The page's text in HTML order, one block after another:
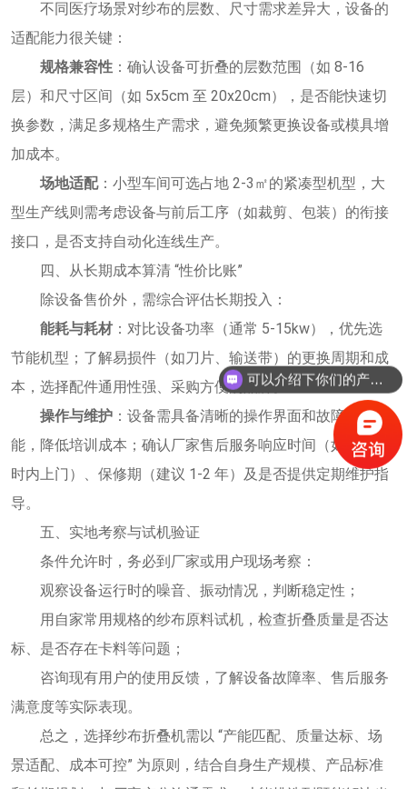
不同医疗场景对纱布的层数、尺寸需求差异大，设备的
适配能力很关键：
规格兼容性 ：确认设备可折叠的层数范围（如 8-16
层）和尺寸区间（如 5x5cm 至 20x20cm），是否能快速切
换参数，满足多规格生产需求，避免频繁更换设备或模具增
加成本。
场地适配：小型车间可选占地 2-3㎡的紧凑型机型，大
型生产线则需考虑设备与前后工序（如裁剪、包装）的衔接
接口，是否支持自动化连线生产。
四、从长期成本算清 “性价比账”
除设备售价外，需综合评估长期投入：
能耗与耗材 ：对比设备功率（通常 5-15kw），优先选
节能机型；了解易损件（如刀片、输送带）的更换周期和成
本，选择配件通用性强、采购方便的品牌。
操作与维护 ：设备需具备清晰的操作界面和故障报警功
能，降低培训成本；确认厂家售后服务响应时间（如 24 小
时内上门）、保修期（建议 1-2 年）及是否提供定期维护指
导。
五、实地考察与试机验证
条件允许时，务必到厂家或用户现场考察：
观察设备运行时的噪音、振动情况，判断稳定性；
用自家常用规格的纱布原料试机，检查折叠质量是否达
标、是否存在卡料等问题；
咨询现有用户的使用反馈，了解设备故障率、售后服务
满意度等实际表现。
总之，选择纱布折叠机需以 “产能匹配、质量达标、场
景适配、成本可控” 为原则，结合自身生产规模、产品标准
可以介绍下你们的产品么？